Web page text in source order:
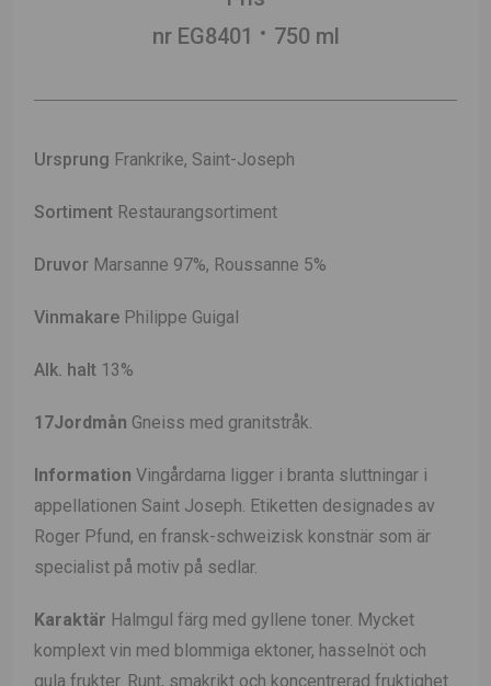
nr EG8401
750 ml
Ursprung Frankrike, Saint-Joseph
Sortiment Restaurangsortiment
Druvor Marsanne 97%, Roussanne 5%
Vinmakare Philippe Guigal
Alk. halt 13%
17Jordmån Gneiss med granitstråk.
Information Vingårdarna ligger i branta sluttningar i
appellationen Saint Joseph. Etiketten designades av
Roger Pfund, en fransk-schweizisk konstnär som är
specialist på motiv på sedlar.
Karaktär Halmgul färg med gyllene toner. Mycket
komplext vin med blommiga ektoner, hasselnöt och
gula frukter. Runt, smakrikt och koncentrerad fruktighet.